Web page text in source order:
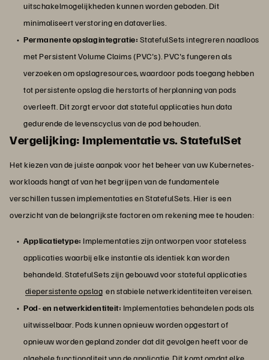
uitschakelmogelijkheden kunnen worden geboden. Dit
minimaliseert verstoring en dataverlies.
Permanente opslagintegratie: StatefulSets integreren naadloos
met Persistent Volume Claims (PVC's). PVC's fungeren als
verzoeken om opslagresources, waardoor pods toegang hebben
tot persistente opslag die herstarts of herplanning van pods
overleeft. Dit zorgt ervoor dat stateful applicaties hun data
gedurende de levenscyclus van de pod behouden.
Vergelijking: Implementatie vs. StatefulSet
Het kiezen van de juiste aanpak voor het beheer van uw Kubernetes-
workloads hangt af van het begrijpen van de fundamentele
verschillen tussen implementaties en StatefulSets. Hier is een
overzicht van de belangrijkste factoren om rekening mee te houden:
Applicatietype: Implementaties zijn ontworpen voor stateless
applicaties waarbij elke instantie als identiek kan worden
behandeld. StatefulSets zijn gebouwd voor stateful applicaties
diepersistente opslag en stabiele netwerkidentiteiten vereisen.
Pod- en netwerkidentiteit: Implementaties behandelen pods als
uitwisselbaar. Pods kunnen opnieuw worden opgestart of
opnieuw worden gepland zonder dat dit gevolgen heeft voor de